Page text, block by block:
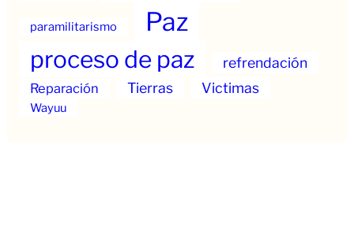
paramilitarismo Paz
proceso de paz refrendación
Reparación Tierras Victimas
Wayuu